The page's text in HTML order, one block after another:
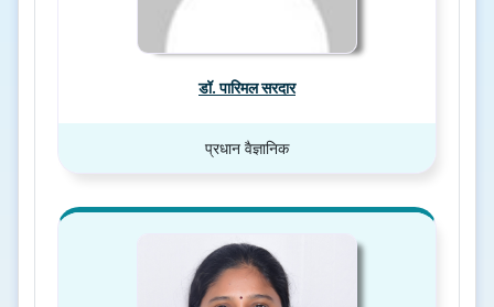
डॉ. पारिमल सरदार
प्रधान वैज्ञानिक